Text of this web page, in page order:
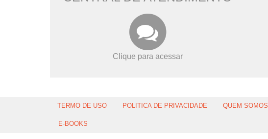
Clique para acessar
TERMO DE USO POLITICA DE PRIVACIDADE QUEM SOMOS
E-BOOKS